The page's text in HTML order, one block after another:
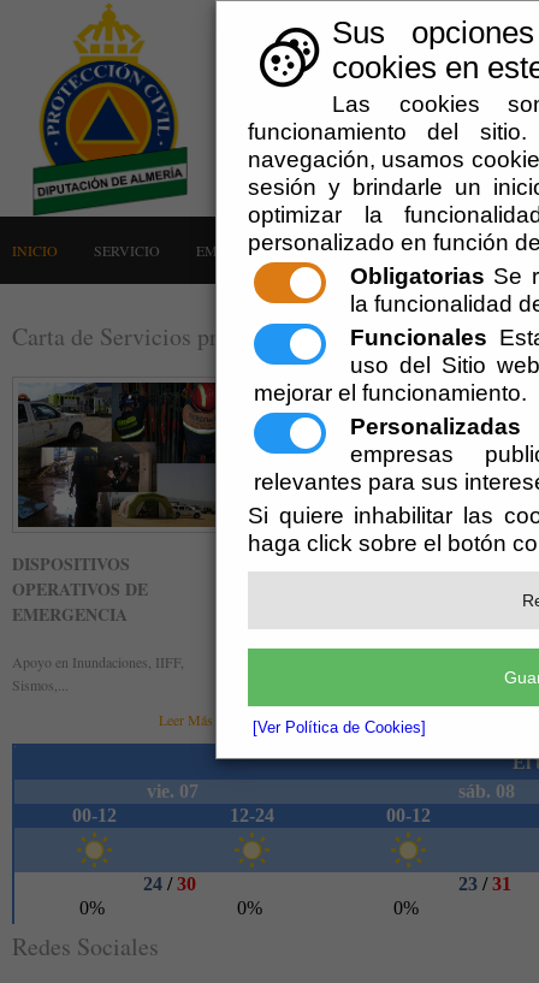
Sus
cookies en
Las cookies
funcionamiento del
navegación, usamos
sesión y brindarle un
optimizar la
personalizado en función
Obligatorias Se
la funcionalidad
Funcionales
uso del Sitio
mejorar el funcionamiento.
Personalizadas
empresas
relevantes para sus
Si quiere inhabilitar las
haga click sobre el botón
[Ver Política de Cookies]
INICIO SERVICIO EMERGENCIAS LA AGRUPACIÓN AVISOS
Carta de Servicios prestados a las entidades locales
DISPOSITIVOS
OPERATIVOS DE
EMERGENCIA
Apoyo en Inundaciones, IIFF,
Sismos,...
Leer Más »
BÚSQUEDA Y RESCATE
Redes Sociales